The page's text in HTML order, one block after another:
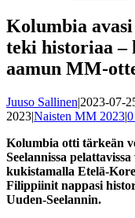
Kolumbia
teki historiaa –
aamun MM-
Juuso Sallinen|2023-07-
2023|Naisten MM 2023|
Kolumbia otti tärkeän
Seelannissa
kukistamalla Etelä-
Filippiinit nappasi
Uuden-Seelannin.